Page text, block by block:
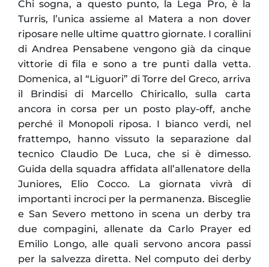
Chi sogna, a questo punto, la Lega Pro, è la
Turris, l’unica assieme al Matera a non dover
riposare nelle ultime quattro giornate. I corallini
di Andrea Pensabene vengono già da cinque
vittorie di fila e sono a tre punti dalla vetta.
Domenica, al “Liguori” di Torre del Greco, arriva
il Brindisi di Marcello Chiricallo, sulla carta
ancora in corsa per un posto play-off, anche
perché il Monopoli riposa. I bianco verdi, nel
frattempo, hanno vissuto la separazione dal
tecnico Claudio De Luca, che si è dimesso.
Guida della squadra affidata all’allenatore della
Juniores, Elio Cocco. La giornata vivrà di
importanti incroci per la permanenza. Bisceglie
e San Severo mettono in scena un derby tra
due compagini, allenate da Carlo Prayer ed
Emilio Longo, alle quali servono ancora passi
per la salvezza diretta. Nel computo dei derby